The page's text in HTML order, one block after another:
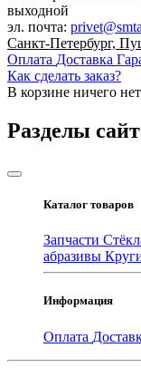
выходной
эл. почта:
Санкт-Петербург,
Оплата Доставка
Как сделать заказ?
В корзине ничего
Разделы
Каталог товаров
Запчасти
абразивы
Информация
Оплата